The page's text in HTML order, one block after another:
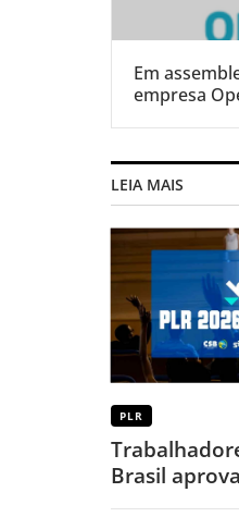
Em
empresa
LEIA MAIS
PLR
Brasil
PLR 2026